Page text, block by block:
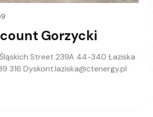
Gorzycki
Street 239A 44-340 Łaziska
316 Dyskont.laziska@ctenergy.pl